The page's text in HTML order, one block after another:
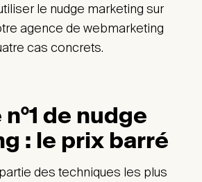
le nudge marketing sur
agence de webmarketing
cas concrets.
de nudge
: le prix barré
des techniques les plus